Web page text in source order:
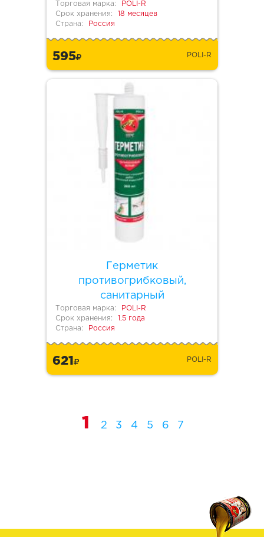
Торговая марка:
POLI-R
Срок хранения:
18 месяцев
Страна:
Россия
595 POLI-R
Герметик
противогрибковый,
санитарный
Торговая марка:
POLI-R
Срок хранения:
1,5 года
Страна:
Россия
621 POLI-R
1 2 3 4 5 6 7